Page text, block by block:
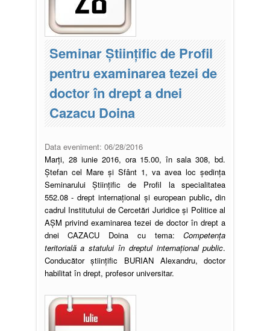
Seminar Științific de Profil
pentru examinarea tezei de
doctor în drept a dnei
Cazacu Doina
Data eveniment: 06/28/2016
Marți, 28 iunie 2016, ora 15.00, în sala 308, bd.
Ștefan cel Mare și Sfânt 1, va avea loc şedinţa
Seminarului Ştiinţific de Profil la specialitatea
552.08 - drept internaţional şi european public,din
cadrul Institutului de Cercetări Juridice şi Politice al
AŞM privind examinarea tezei de doctor în drept a
dnei CAZACU Doina cu tema:Competența
teritorială a statului în dreptul internațional public.
Conducător ştiinţific BURIAN Alexandru, doctor
habilitat în drept, profesor universitar.